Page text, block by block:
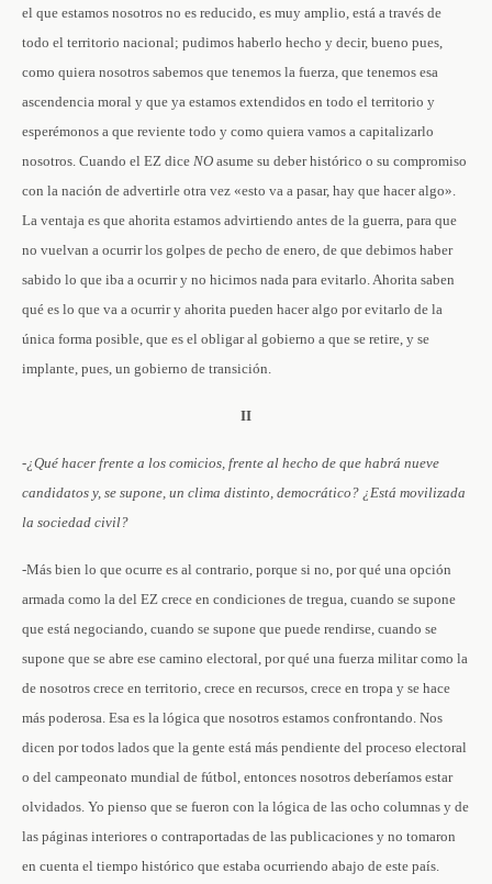
el que estamos nosotros no es reducido, es muy amplio, está a través de
todo el territorio nacional; pudimos haberlo hecho y decir, bueno pues,
como quiera nosotros sabemos que tenemos la fuerza, que tenemos esa
ascendencia moral y que ya estamos extendidos en todo el territorio y
esperémonos a que reviente todo y como quiera vamos a capitalizarlo
nosotros. Cuando el EZ dice NO asume su deber histórico o su compromiso
con la nación de advertirle otra vez «esto va a pasar, hay que hacer algo».
La ventaja es que ahorita estamos advirtiendo antes de la guerra, para que
no vuelvan a ocurrir los golpes de pecho de enero, de que debimos haber
sabido lo que iba a ocurrir y no hicimos nada para evitarlo. Ahorita saben
qué es lo que va a ocurrir y ahorita pueden hacer algo por evitarlo de la
única forma posible, que es el obligar al gobierno a que se retire, y se
implante, pues, un gobierno de transición.
II
-¿Qué hacer frente a los comicios, frente al hecho de que habrá nueve
candidatos y, se supone, un clima distinto, democrático? ¿Está movilizada
la sociedad civil?
-Más bien lo que ocurre es al contrario, porque si no, por qué una opción
armada como la del EZ crece en condiciones de tregua, cuando se supone
que está negociando, cuando se supone que puede rendirse, cuando se
supone que se abre ese camino electoral, por qué una fuerza militar como la
de nosotros crece en territorio, crece en recursos, crece en tropa y se hace
más poderosa. Esa es la lógica que nosotros estamos confrontando. Nos
dicen por todos lados que la gente está más pendiente del proceso electoral
o del campeonato mundial de fútbol, entonces nosotros deberíamos estar
olvidados. Yo pienso que se fueron con la lógica de las ocho columnas y de
las páginas interiores o contraportadas de las publicaciones y no tomaron
en cuenta el tiempo histórico que estaba ocurriendo abajo de este país.